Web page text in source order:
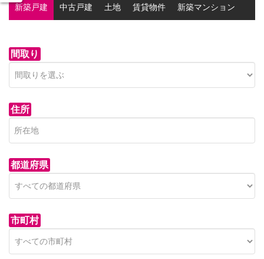
新築戸建 中古戸建 土地 賃貸物件 新築マンション
間取り
住所
都道府県
市町村